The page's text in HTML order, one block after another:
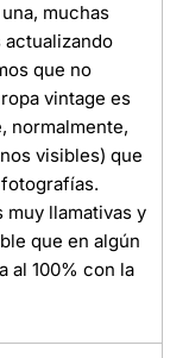
muchas
actualizando
que no
vintage es
normalmente,
visibles) que
muy llamativas y
que en algún
al 100% con la